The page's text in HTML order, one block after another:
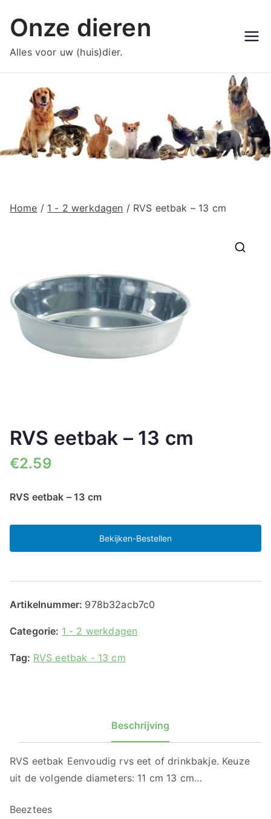
naar
inhoud
Onze dieren
Alles voor uw (huis)dier.
Home / 1 - 2 werkdagen / RVS eetbak – 13 cm
RVS eetbak – 13 cm
€2.59
RVS eetbak – 13 cm
Bekijken-Bestellen
Artikelnummer: 978b32acb7c0
Categorie: 1 - 2 werkdagen
Tag: RVS eetbak - 13 cm
Beschrijving
RVS eetbak Eenvoudig rvs eet of drinkbakje. Keuze
uit de volgende diameters: 11 cm 13 cm…
Beeztees